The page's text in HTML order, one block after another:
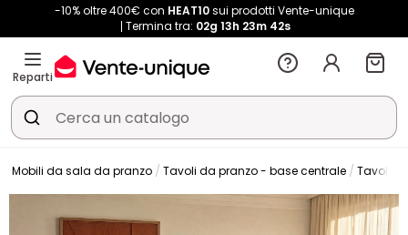
-10% oltre 400€ con HEAT10sui prodotti Vente-unique
Termina tra: 02g 13h 23m 42s
Reparti
Mobili da sala da pranzo Tavoli da pranzo - base centrale Tavolo